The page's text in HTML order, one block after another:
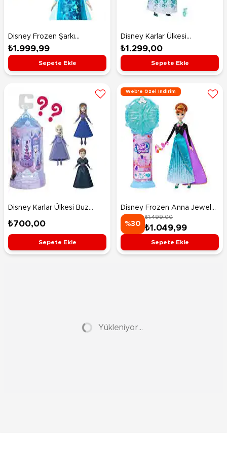
Disney Frozen Şarkı
Söyleyen ve Işıklı Elsa Bebek
JLJ07
₺1.999,99
Sepete Ekle
Disney Karlar Ülkesi
Eğlenceli Sürprizler Anna
Bebek JBG60
₺1.299,00
Sepete Ekle
Disney Karlar Ülkesi Buz
Kalesi Sürpriz Paket JCR90
₺700,00
Sepete Ekle
Web'e Özel İndirim
Disney Frozen Anna Jewel
Reveal Sürpriz Paket JJY37
%30
₺1.499,00
₺1.049,99
Sepete Ekle
Yükleniyor...